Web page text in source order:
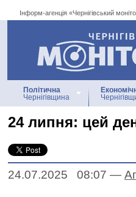
Інформ-агенція «Чернігівський
Інформ-агенція
«Чернігівський
Політична
Чернігівщина
24 липня: цей
24.07.2025 08:07 —